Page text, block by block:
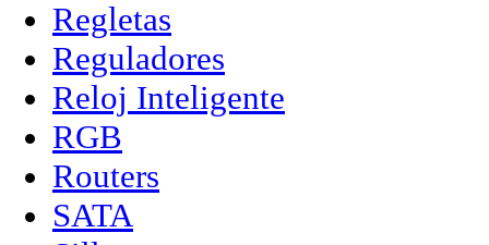
Regletas
Reguladores
Reloj Inteligente
RGB
Routers
SATA